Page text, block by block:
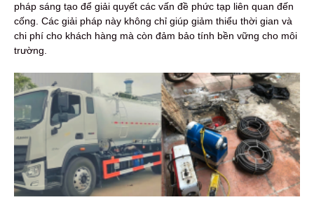
pháp sáng tạo để giải quyết các vấn đề phức tạp liên quan đến
cống. Các giải pháp này không chỉ giúp giảm thiểu thời gian và
chi phí cho khách hàng mà còn đảm bảo tính bền vững cho môi
trường.